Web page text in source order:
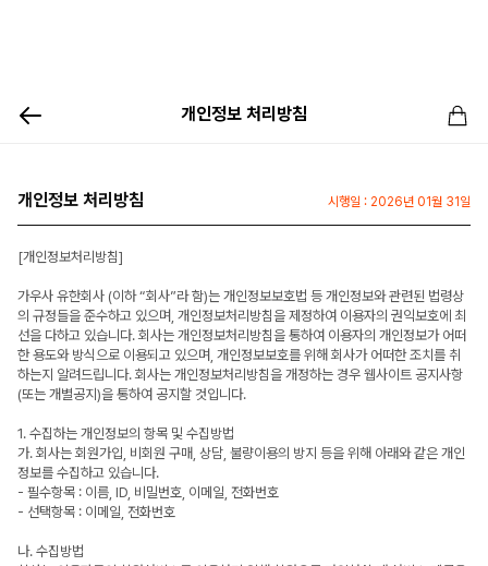
개인정보 처리방침
개인정보 처리방침 시행일 : 2026년 01월 31일
[개인정보처리방침]
가우사 유한회사 (이하 “회사”라 함)는 개인정보보호법 등 개인정보와 관련된 법령상
의 규정들을 준수하고 있으며, 개인정보처리방침을 제정하여 이용자의 권익보호에 최
선을 다하고 있습니다. 회사는 개인정보처리방침을 통하여 이용자의 개인정보가 어떠
한 용도와 방식으로 이용되고 있으며, 개인정보보호를 위해 회사가 어떠한 조치를 취
하는지 알려드립니다. 회사는 개인정보처리방침을 개정하는 경우 웹사이트 공지사항
(또는 개별공지)을 통하여 공지할 것입니다.
1. 수집하는 개인정보의 항목 및 수집방법
가. 회사는 회원가입, 비회원 구매, 상담, 불량이용의 방지 등을 위해 아래와 같은 개인
정보를 수집하고 있습니다.
- 필수항목 : 이름, ID, 비밀번호, 이메일, 전화번호
- 선택항목 : 이메일, 전화번호
나. 수집방법